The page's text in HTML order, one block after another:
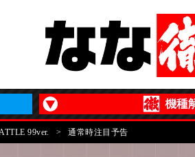
99ver. > 通常時注目予告